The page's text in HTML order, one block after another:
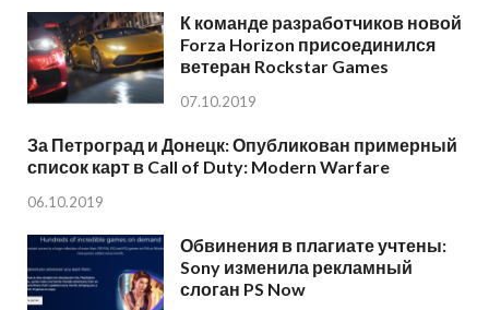
К команде разработчиков новой
Forza Horizon присоединился
ветеран Rockstar Games
07.10.2019
За Петроград и Донецк: Опубликован примерный
список карт в Call of Duty: Modern Warfare
06.10.2019
Обвинения в плагиате учтены:
Sony изменила рекламный
слоган PS Now